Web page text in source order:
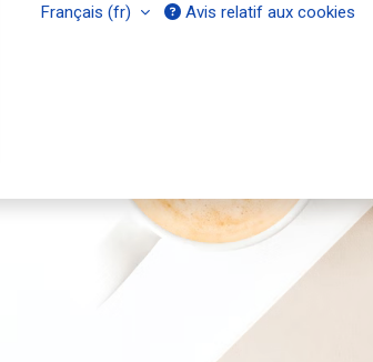
Français ‎(fr)‎ Avis relatif aux cookies